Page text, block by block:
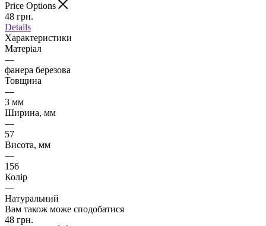
Price Options
48 грн.
Details
Характеристики
Матеріал
—
фанера березова
Товщина
—
3 мм
Ширина, мм
—
57
Висота, мм
—
156
Колір
—
Натуральний
Вам також може сподобатися
48 грн.